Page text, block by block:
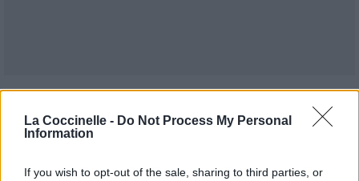
La Coccinelle - Do Not Process My Personal
Information
If you wish to opt-out of the sale, sharing to third parties, or
le 5 décembre 2020 à
8h55.
Albums : Wonder